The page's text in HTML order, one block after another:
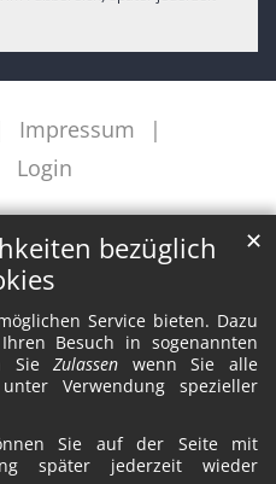
bezüglich
Service bieten. Dazu
Besuch in sogenannten
SieZulassen wenn Sie alle
Verwendung spezieller
Sie auf der Seite mit
später jederzeit wieder
✕
Impressum
Login